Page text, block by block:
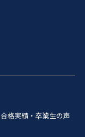
合格実績・卒業生の声